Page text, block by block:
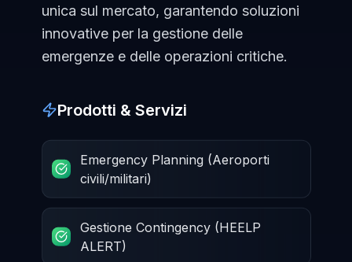
unica sul mercato, garantendo soluzioni
innovative per la gestione delle
emergenze e delle operazioni critiche.
Prodotti & Servizi
Emergency Planning (Aeroporti
civili/militari)
Gestione Contingency (HEELP
ALERT)